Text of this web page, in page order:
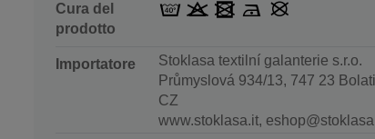
Cura del
prodotto
Importatore
Stoklasa textilní galanterie s.r.o.
Průmyslová 934/13, 747 23
CZ
www.stoklasa.it,